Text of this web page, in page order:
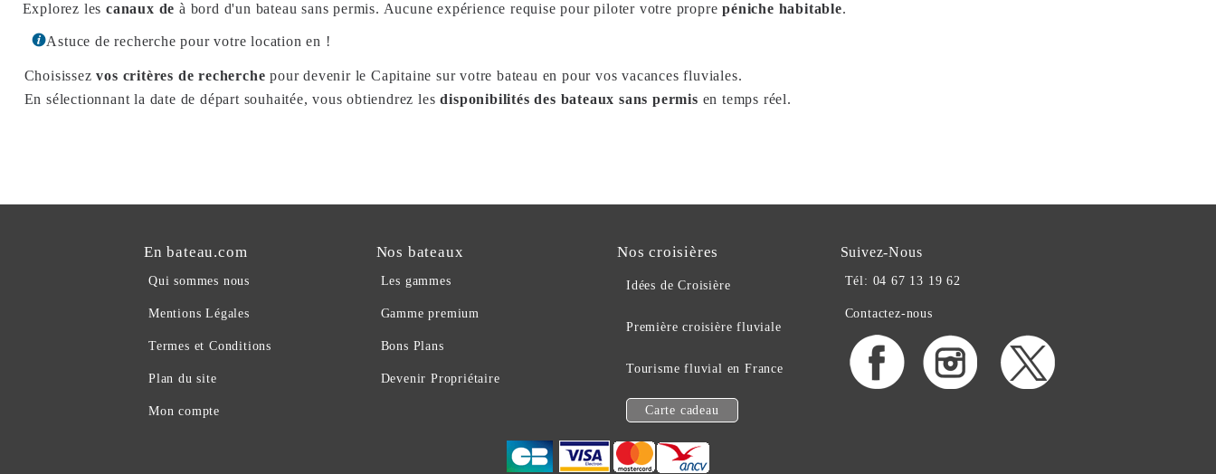
Explorez les canaux de à bord d'un bateau sans permis. Aucune expérience requise pour piloter votre proprepéniche habitable.
Astuce de recherche pour votre location en !
Choisissezvos critères de recherche pour devenir le Capitaine sur votre bateau en pour vos vacances fluviales.
En sélectionnant la date de départ souhaitée, vous obtiendrez lesdisponibilités des bateaux sans permis en temps réel.
En bateau.com
Qui sommes nous
Mentions Légales
Termes et Conditions
Plan du site
Mon compte
Nos bateaux
Les gammes
Gamme premium
Bons Plans
Devenir Propriétaire
Nos croisières
Idées de Croisière
Première croisière fluviale
Tourisme fluvial en France
Carte cadeau
Suivez-Nous
Tél: 04 67 13 19 62
Contactez-nous